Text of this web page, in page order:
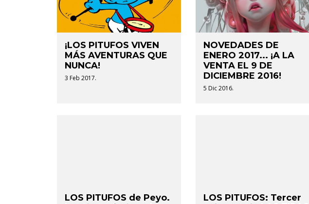
¡LOS PITUFOS VIVEN
MÁS AVENTURAS QUE
NUNCA!
3 Feb 2017.
NOVEDADES DE
ENERO 2017... ¡A LA
VENTA EL 9 DE
DICIEMBRE 2016!
5 Dic 2016.
LOS PITUFOS de Peyo.
LOS PITUFOS: Tercer